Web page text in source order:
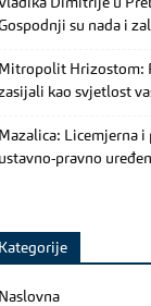
Dimitrije u
su nada i
Hrizostom:
kao svjetlost
Licemjerna
pravno